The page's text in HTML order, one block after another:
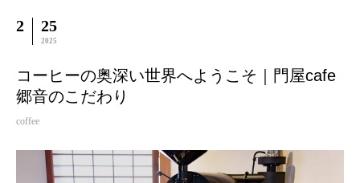
2 25
2025
コーヒーの奥深い世界へようこそ｜門屋cafe
郷音のこだわり
coffee